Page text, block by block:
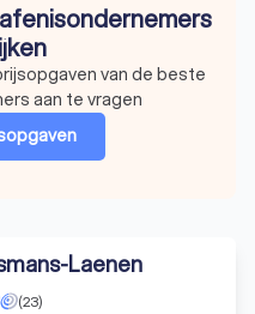
van de beste
aan te vragen
Laenen
(23)